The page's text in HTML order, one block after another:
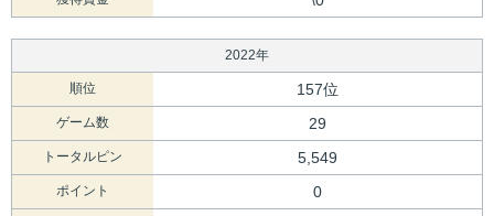
2022年
順位 157位
ゲーム数 29
トータルピン 5,549
ポイント 0